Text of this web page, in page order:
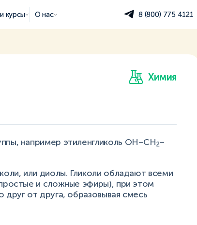
курсы О нас 8 (800) 775 4121
Химия
например этиленгликоль ОН–СН2–
или диолы. Гликоли обладают всеми
и сложные эфиры), при этом
друг от друга, образовывая смесь